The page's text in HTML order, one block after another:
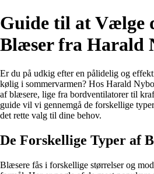
Guide til at Vælge
Blæser fra Harald
Er du på udkig efter en pålidelig og
kølig i sommervarmen? Hos Harald
af blæsere, lige fra bordventilatorer til
guide vil vi gennemgå de forskellige
det rette valg til dine behov.
De Forskellige Typer af
Blæsere fås i forskellige størrelser og